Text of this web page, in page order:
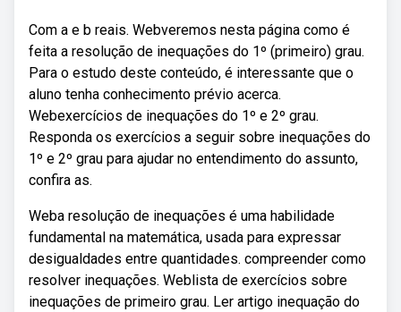
Com a e b reais. Webveremos nesta página como é
feita a resolução de inequações do 1º (primeiro) grau.
Para o estudo deste conteúdo, é interessante que o
aluno tenha conhecimento prévio acerca.
Webexercícios de inequações do 1º e 2º grau.
Responda os exercícios a seguir sobre inequações do
1º e 2º grau para ajudar no entendimento do assunto,
confira as.
Weba resolução de inequações é uma habilidade
fundamental na matemática, usada para expressar
desigualdades entre quantidades. compreender como
resolver inequações. Weblista de exercícios sobre
inequações de primeiro grau. Ler artigo inequação do